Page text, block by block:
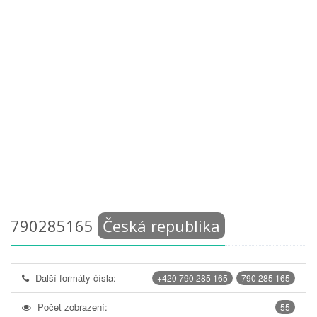
790285165 Česká republika
790 285 165
+420 790 285 165
Další formáty čísla:
55
Počet zobrazení: